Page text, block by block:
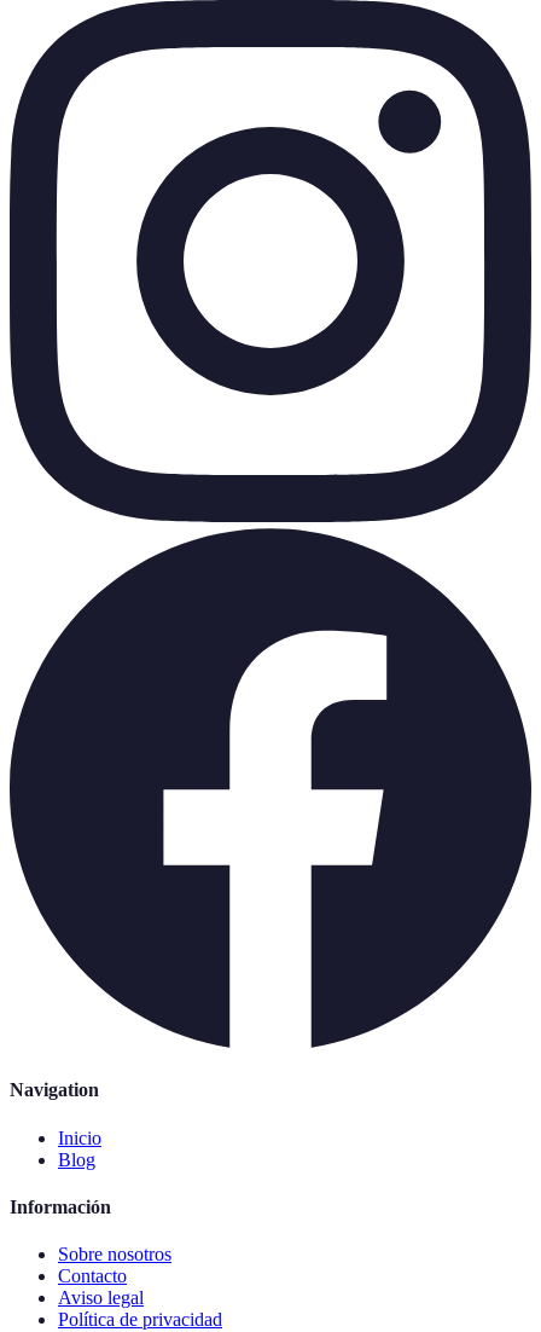
Navigation
Inicio
Blog
Información
Sobre nosotros
Contacto
Aviso legal
Política de privacidad